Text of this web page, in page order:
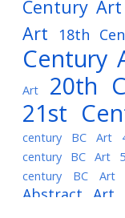
Century Art
Art
18th
Century
Art
20th
21st
century BC Art
century BC Art
century BC Art
Abstract Art